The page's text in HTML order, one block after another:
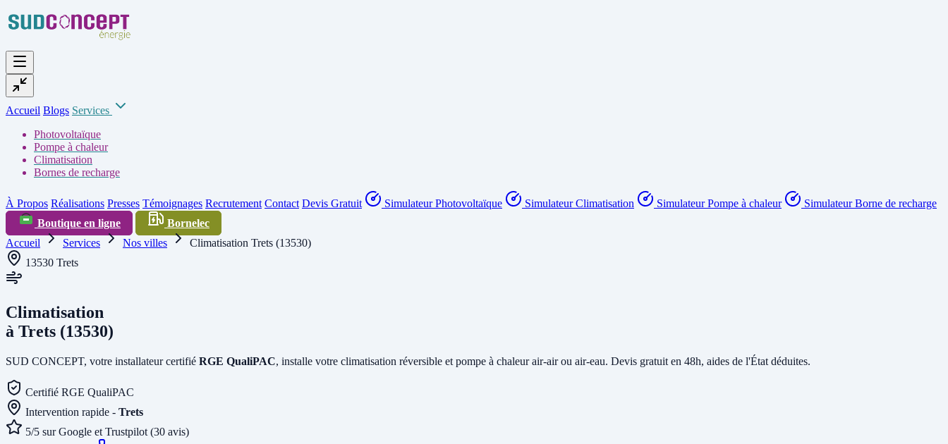
Accueil Blogs Services
Photovoltaïque
Pompe à chaleur
Climatisation
Bornes de recharge
À Propos Réalisations Presses Témoignages Recrutement Contact Devis Gratuit Simulateur Photovoltaïque Simulateur Climatisation Simulateur Pompe à chaleur
Simulateur Borne de recharge
Boutique en ligne
Bornelec
Accueil
Services Nos villes
Climatisation Trets (13530)
13530 Trets
Climatisation
à Trets (13530)
SUD CONCEPT, votre installateur certifié RGE QualiPAC, installe votre climatisation réversible et pompe à chaleur air-air ou air-eau. Devis gratuit en 48h, aides de l'État déduites.
Certifié RGE QualiPAC
Intervention rapide - Trets
5/5 sur Google et Trustpilot (30 avis)